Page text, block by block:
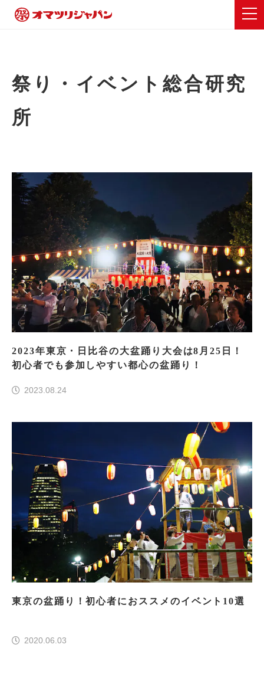
祭り・イベント総合研究
所
2023年東京・日比谷の大盆踊り大会は8月25日！
初心者でも参加しやすい都心の盆踊り！
2023.08.24
東京の盆踊り！初心者におススメのイベント10選
2020.06.03